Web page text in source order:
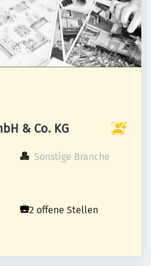
& Co. KG
Sonstige Branche
2 offene Stellen